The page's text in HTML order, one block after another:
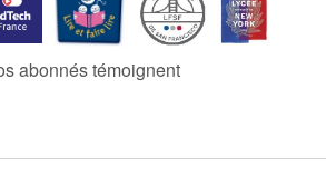
abonnés témoignent